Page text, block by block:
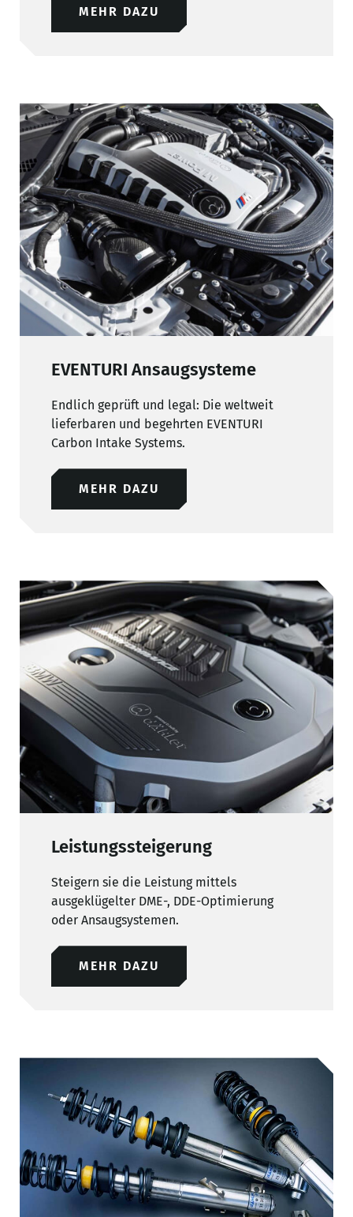
MEHR DAZU
EVENTURI Ansaugsysteme
Endlich geprüft und legal: Die weltweit
lieferbaren und begehrten EVENTURI
Carbon Intake Systems.
MEHR DAZU
Leistungssteigerung
Steigern sie die Leistung mittels
ausgeklügelter DME-, DDE-Optimierung
oder Ansaugsystemen.
MEHR DAZU